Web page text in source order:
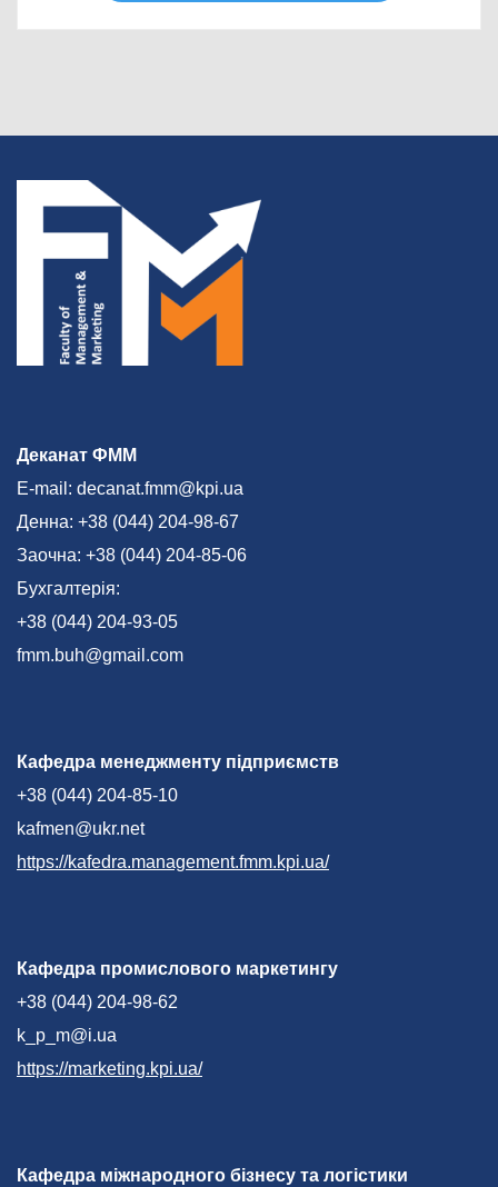
Деканат ФММ
E-mail: decanat.fmm@kpi.ua
Денна: +38 (044) 204-98-67
Заочна: +38 (044) 204-85-06
Бухгалтерія:
+38 (044) 204-93-05
fmm.buh@gmail.com
Кафедра менеджменту підприємств
+38 (044) 204-85-10
kafmen@ukr.net
https://kafedra.management.fmm.kpi.ua/
Кафедра промислового маркетингу
+38 (044) 204-98-62
k_p_m@i.ua
https://marketing.kpi.ua/
Кафедра міжнародного бізнесу та логістики